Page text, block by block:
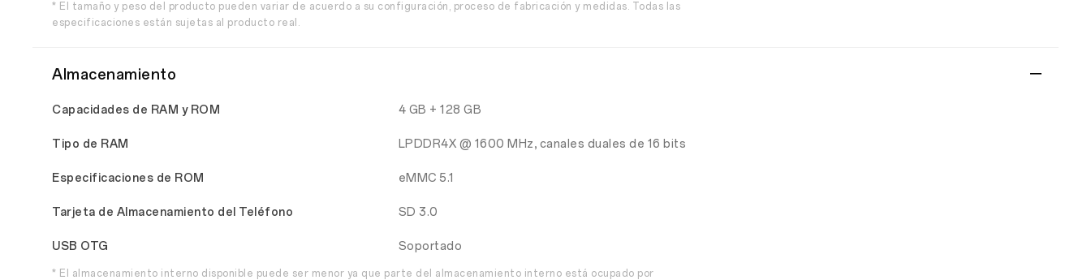
* El tamaño y peso del producto pueden variar de acuerdo a su configuración, proceso de fabricación y medidas. Todas las
especificaciones están sujetas al producto real.
Almacenamiento
Capacidades de RAM y ROM 4 GB + 128 GB
Tipo de RAM LPDDR4X @ 1600 MHz, canales duales de 16 bits
Especificaciones de ROM eMMC 5.1
Tarjeta de Almacenamiento del Teléfono SD 3.0
USB OTG Soportado
* El almacenamiento interno disponible puede ser menor ya que parte del almacenamiento interno está ocupado por